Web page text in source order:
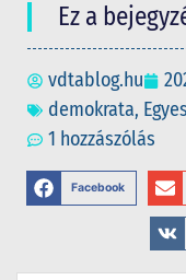
Ez a
vdtablog.hu
demokrata,
1 hozzászólás
Facebook